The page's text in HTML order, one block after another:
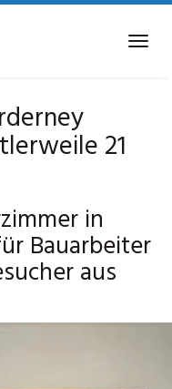
21
in
Bauarbeiter
aus